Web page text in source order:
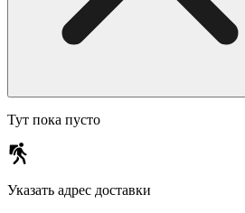
Тут пока пусто
Указать адрес доставки